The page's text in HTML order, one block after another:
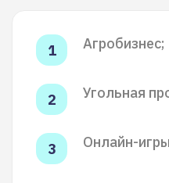
Агробизнес;
Угольная
Онлайн-